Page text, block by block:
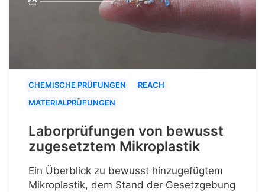
CHEMISCHE PRÜFUNGEN
REACH
MATERIALPRÜFUNGEN
Laborprüfungen von bewusst
zugesetztem Mikroplastik
Ein Überblick zu bewusst hinzugefügtem
Mikroplastik, dem Stand der Gesetzgebung